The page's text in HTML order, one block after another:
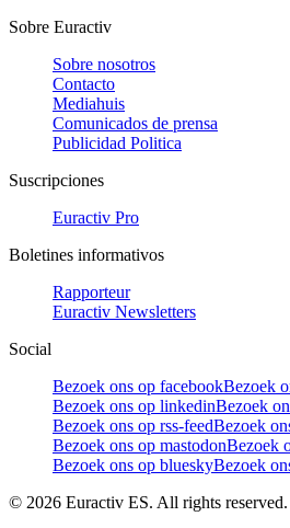
Sobre Euractiv
Sobre nosotros
Contacto
Mediahuis
Comunicados de prensa
Publicidad Politica
Suscripciones
Euractiv Pro
Boletines informativos
Rapporteur
Euractiv Newsletters
Social
Bezoek ons op facebookBezoek
Bezoek ons op linkedinBezoek
Bezoek ons op rss-feedBezoek
Bezoek ons op mastodonBezoek
Bezoek ons op blueskyBezoek
© 2026 Euractiv ES. All rights reserved.